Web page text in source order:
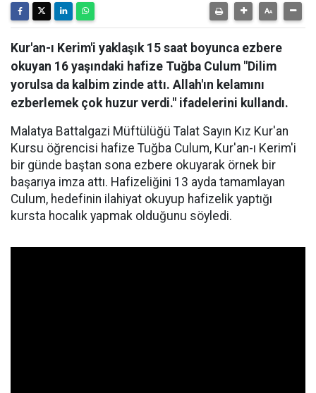
Kur'an-ı Kerim'i yaklaşık 15 saat boyunca ezbere
okuyan 16 yaşındaki hafize Tuğba Culum "Dilim
yorulsa da kalbim zinde attı. Allah'ın kelamını
ezberlemek çok huzur verdi." ifadelerini kullandı.
Malatya Battalgazi Müftülüğü Talat Sayın Kız Kur'an
Kursu öğrencisi hafize Tuğba Culum, Kur'an-ı Kerim'i
bir günde baştan sona ezbere okuyarak örnek bir
başarıya imza attı. Hafizeliğini 13 ayda tamamlayan
Culum, hedefinin ilahiyat okuyup hafizelik yaptığı
kursta hocalık yapmak olduğunu söyledi.